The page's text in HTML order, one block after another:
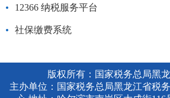
12366 纳税服务平台
社保缴费系统
版权所有：国家税务总局黑
主办单位：国家税务总局黑龙江省税